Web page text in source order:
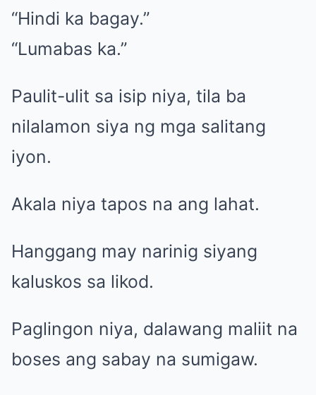
“Hindi ka bagay.”
“Lumabas ka.”
Paulit-ulit sa isip niya, tila ba
nilalamon siya ng mga salitang
iyon.
Akala niya tapos na ang lahat.
Hanggang may narinig siyang
kaluskos sa likod.
Paglingon niya, dalawang maliit na
boses ang sabay na sumigaw.